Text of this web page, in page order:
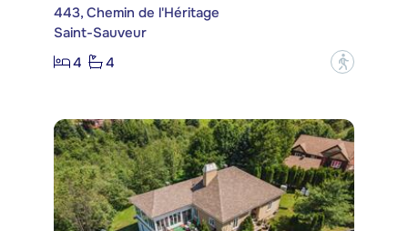
443, Chemin de l'Héritage
Saint-Sauveur
4
4 ?